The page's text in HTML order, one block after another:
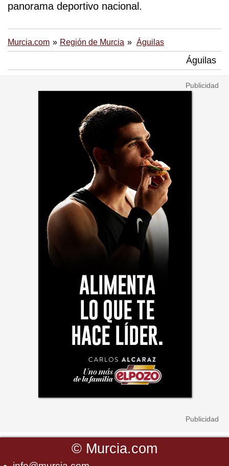
panorama deportivo nacional.
Murcia.com Región de Murcia Águilas
Águilas
© Murcia.com